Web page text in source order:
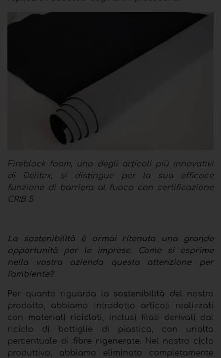
Fireblock foam, uno degli articoli più innovativi
di Delitex, si distingue per la sua efficace
funzione di barriera al fuoco con certificazione
CRIB 5
La sostenibilità è ormai ritenuta una grande
opportunità per le imprese. Come si esprime
nella vostra azienda questa attenzione per
l'ambiente?
Per quanto riguarda la sostenibilità del nostro
prodotto, abbiamo introdotto articoli realizzati
con materiali riciclati
, inclusi filati derivati dal
riciclo di bottiglie di plastica, con un'alta
percentuale di fibre rigenerate. Nel nostro ciclo
produttivo, abbiamo eliminato completamente